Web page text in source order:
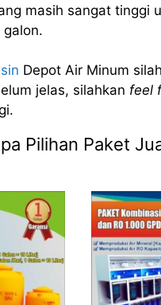
masih sangat tinggi
Depot Air Minum
jelas, silahkan feel
Pilihan Paket